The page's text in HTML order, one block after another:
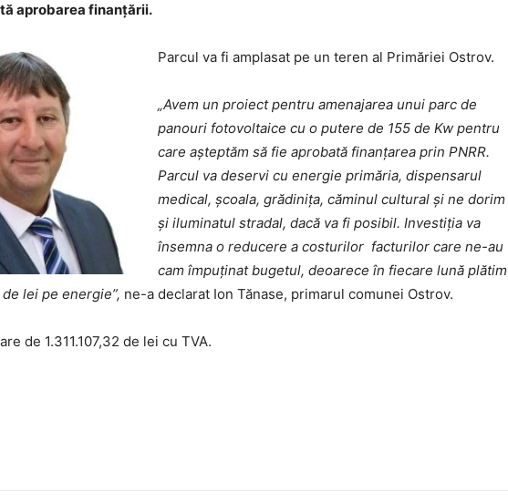
aprobarea finanțării.
Parcul va fi amplasat pe un teren al Primăriei Ostrov.
„Avem un proiect pentru amenajarea unui parc de
panouri fotovoltaice cu o putere de 155 de Kw pentru
care așteptăm să fie aprobată finanțarea prin PNRR.
Parcul va deservi cu energie primăria, dispensarul
medical, școala, grădinița, căminul cultural și ne dorim
și iluminatul stradal, dacă va fi posibil. Investiția va
însemna o reducere a costurilor facturilor care ne-au
cam împuținat bugetul, deoarece în fiecare lună plătim
lei pe energie”, ne-a declarat Ion Tănase, primarul comunei Ostrov.
de 1.311.107,32 de lei cu TVA.